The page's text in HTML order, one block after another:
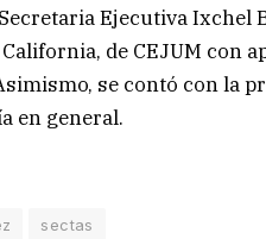
Ejecutiva Ixchel
de CEJUM con
se contó con la
en general.
sectas